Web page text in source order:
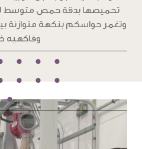
تحميصها بدقة تحميص غامق
بطعم جرئ من الشوكولاته